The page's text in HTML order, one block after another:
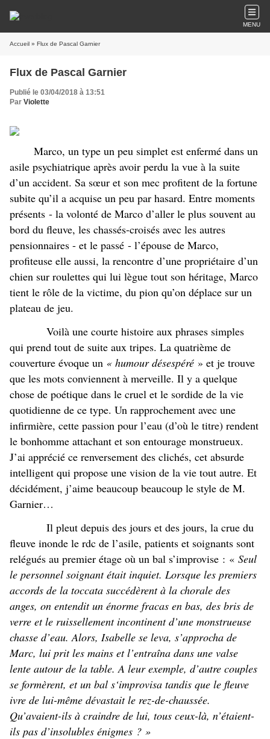
MENU
Accueil » Flux de Pascal Garnier
Flux de Pascal Garnier
Publié le 03/04/2018 à 13:51
Par Violette
Marco, un type un peu simplet est enfermé dans un
asile psychiatrique après avoir perdu la vue à la suite
d’un accident. Sa sœur et son mec profitent de la fortune
subite qu’il a acquise un peu par hasard. Entre moments
présents - la volonté de Marco d’aller le plus souvent au
bord du fleuve, les chassés-croisés avec les autres
pensionnaires - et le passé - l’épouse de Marco,
profiteuse elle aussi, la rencontre d’une propriétaire d’un
chien sur roulettes qui lui lègue tout son héritage, Marco
tient le rôle de la victime, du pion qu’on déplace sur un
plateau de jeu.
Voilà une courte histoire aux phrases simples
qui prend tout de suite aux tripes. La quatrième de
couverture évoque un « humour désespéré » et je trouve
que les mots conviennent à merveille. Il y a quelque
chose de poétique dans le cruel et le sordide de la vie
quotidienne de ce type. Un rapprochement avec une
infirmière, cette passion pour l’eau (d’où le titre) rendent
le bonhomme attachant et son entourage monstrueux.
J’ai apprécié ce renversement des clichés, cet absurde
intelligent qui propose une vision de la vie tout autre. Et
décidément, j’aime beaucoup beaucoup le style de M.
Garnier…
Il pleut depuis des jours et des jours, la crue du
fleuve inonde le rdc de l’asile, patients et soignants sont
relégués au premier étage où un bal s’improvise : « Seul
le personnel soignant était inquiet. Lorsque les premiers
accords de la toccata succédèrent à la chorale des
anges, on entendit un énorme fracas en bas, des bris de
verre et le ruissellement incontinent d’une monstrueuse
chasse d’eau. Alors, Isabelle se leva, s’approcha de
Marc, lui prit les mains et l’entraîna dans une valse
lente autour de la table. A leur exemple, d’autre couples
se formèrent, et un bal s‘improvisa tandis que le fleuve
ivre de lui-même dévastait le rez-de-chaussée.
Qu’avaient-ils à craindre de lui, tous ceux-là, n’étaient-
ils pas d’insolubles énigmes ? »